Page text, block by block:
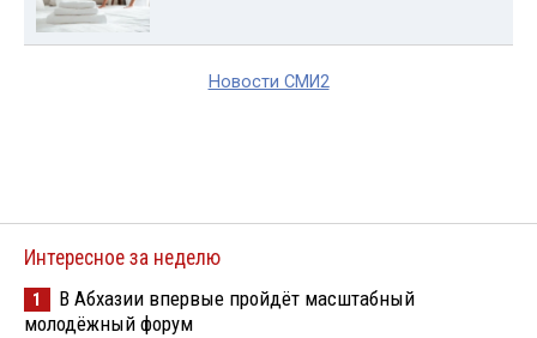
Новости СМИ2
Интересное за неделю
1
В Абхазии впервые пройдёт масштабный
молодёжный форум